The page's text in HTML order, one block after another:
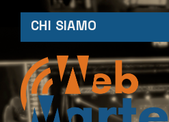
CHI SIAMO